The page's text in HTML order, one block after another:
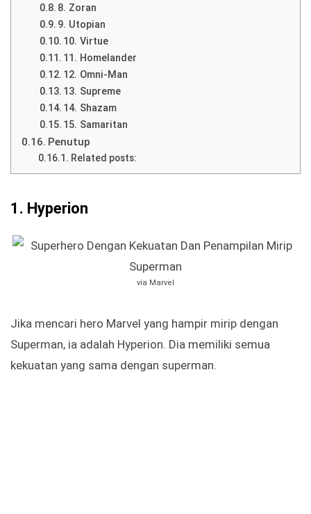
8. Zoran
9. Utopian
10. Virtue
11. Homelander
12. Omni-Man
13. Supreme
14. Shazam
15. Samaritan
Penutup
Related posts:
1. Hyperion
via Marvel
Jika mencari hero Marvel yang hampir mirip dengan
Superman, ia adalah Hyperion. Dia memiliki semua
kekuatan yang sama dengan superman.